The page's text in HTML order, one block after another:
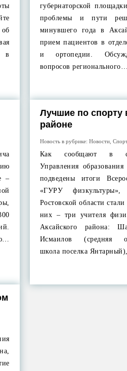
в
губернаторской
проблемы и пути
минувшего года в
прием пациентов в
и ортопедии.
вопросов регионального…
–
Лучшие по спорту
районе
Новость в рубрике: Новости,
Как сообщают в
Управления
подведены итоги
«ГУРУ
Ростовской области
них – три учителя
Аксайского района:
Исмаилов (средняя
школа поселка